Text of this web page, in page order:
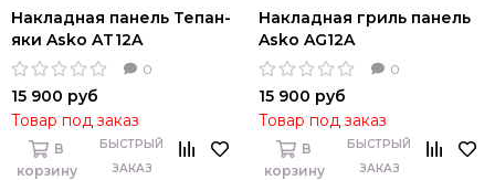
Накладная панель Тепан-
яки Asko AT12A
0
15 900 руб
Товар под заказ
В
корзину
БЫСТРЫЙ
ЗАКАЗ
Накладная гриль панель
Asko AG12A
0
15 900 руб
Товар под заказ
В
корзину
БЫСТРЫЙ
ЗАКАЗ